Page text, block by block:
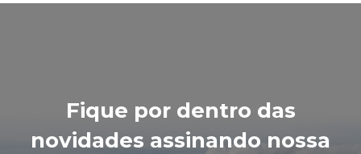
Fique por dentro das
novidades assinando nossa